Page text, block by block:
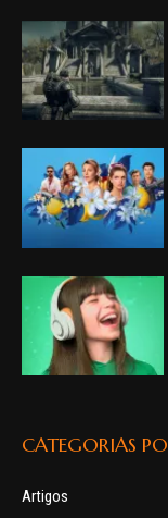
CATEGORIAS
Artigos